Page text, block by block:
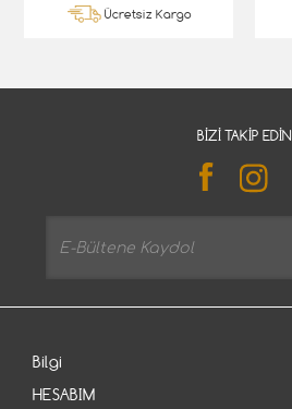
Ücretsiz Kargo
BIZI TAKIP EDIN
Bilgi
HESABIM